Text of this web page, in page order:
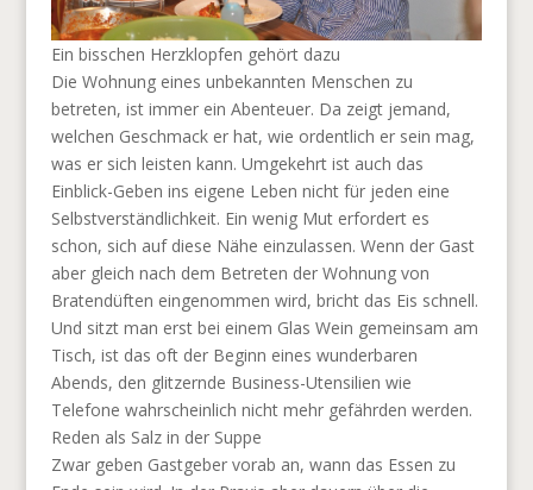
Ein bisschen Herzklopfen gehört dazu
Die Wohnung eines unbekannten Menschen zu
betreten, ist immer ein Abenteuer. Da zeigt jemand,
welchen Geschmack er hat, wie ordentlich er sein mag,
was er sich leisten kann. Umgekehrt ist auch das
Einblick-Geben ins eigene Leben nicht für jeden eine
Selbstverständlichkeit. Ein wenig Mut erfordert es
schon, sich auf diese Nähe einzulassen. Wenn der Gast
aber gleich nach dem Betreten der Wohnung von
Bratendüften eingenommen wird, bricht das Eis schnell.
Und sitzt man erst bei einem Glas Wein gemeinsam am
Tisch, ist das oft der Beginn eines wunderbaren
Abends, den glitzernde Business-Utensilien wie
Telefone wahrscheinlich nicht mehr gefährden werden.
Reden als Salz in der Suppe
Zwar geben Gastgeber vorab an, wann das Essen zu